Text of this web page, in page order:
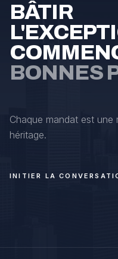
BÂTIR
BONNES
Chaque mandat est une
héritage.
INITIER LA